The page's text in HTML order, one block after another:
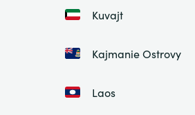
Kuvajt
Kajmanie Ostrovy
Laos